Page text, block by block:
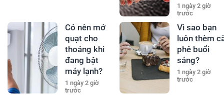
1 ngày 2 giờ
trước
Có nên mở
quạt cho
thoáng khi
đang bật
máy lạnh?
1 ngày 2 giờ
trước
Vì sao bạn
luôn thèm
phê buổi
sáng?
1 ngày 2 giờ
trước